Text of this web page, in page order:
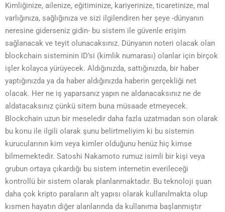
Kimliğinize, ailenize, eğitiminize, kariyerinize, ticaretinize, mal
varlığınıza, sağlığınıza ve sizi ilgilendiren her şeye -dünyanın
neresine giderseniz gidin- bu sistem ile güvenle erişim
sağlanacak ve teyit olunacaksınız. Dünyanın noteri olacak olan
blockchain sisteminin ID’si (kimlik numarası) olanlar için birçok
işler kolayca yürüyecek. Aldığınızda, sattığınızda, bir haber
yaptığınızda ya da haber aldığınızda haberin gerçekliği net
olacak. Her ne iş yaparsanız yapın ne aldanacaksınız ne de
aldatacaksınız çünkü sitem buna müsaade etmeyecek.
Blockchain uzun bir meseledir daha fazla uzatmadan son olarak
bu konu ile ilgili olarak şunu belirtmeliyim ki bu sistemin
kurucularının kim veya kimler olduğunu henüz hiç kimse
bilmemektedir. Satoshi Nakamoto rumuz isimli bir kişi veya
grubun ortaya çıkardığı bu sistem internetin everileceği
kontrollü bir sistem olarak planlanmaktadır. Bu teknoloji şuan
daha çok kripto paraların alt yapısı olarak kullanılmakta olup
kısmen hayatın diğer alanlarında da kullanıma başlanmıştır